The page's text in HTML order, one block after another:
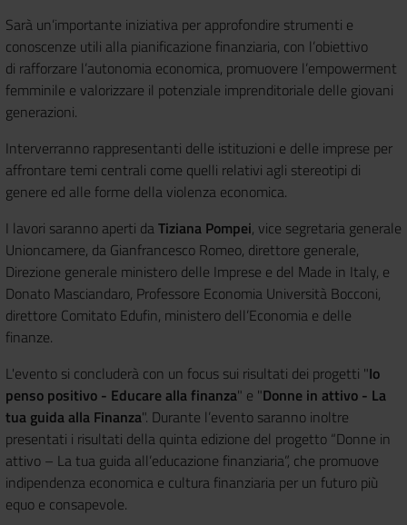
Sarà un’importante iniziativa per approfondire strumenti e
conoscenze utili alla pianificazione finanziaria, con l’obiettivo
di rafforzare l’autonomia economica, promuovere l’empowerment
femminile e valorizzare il potenziale imprenditoriale delle giovani
generazioni.
Interverranno rappresentanti delle istituzioni e delle imprese per
affrontare temi centrali come quelli relativi agli stereotipi di
genere ed alle forme della violenza economica.
I lavori saranno aperti daTiziana Pompei, vice segretaria generale
Unioncamere, da Gianfrancesco Romeo, direttore generale,
Direzione generale ministero delle Imprese e del Made in Italy, e
Donato Masciandaro, Professore Economia Università Bocconi,
direttore Comitato Edufin, ministero dell’Economia e delle
finanze.
L'evento si concluderà con un focus sui risultati dei progetti "Io
penso positivo - Educare alla finanza" e "Donne in attivo - La
tua guida alla Finanza". Durante l’evento saranno inoltre
presentati i risultati della quinta edizione del progetto “Donne in
attivo – La tua guida all’educazione finanziaria”, che promuove
indipendenza economica e cultura finanziaria per un futuro più
equo e consapevole.